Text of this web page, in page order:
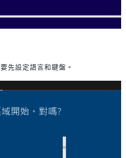
先設定語言和鍵盤。